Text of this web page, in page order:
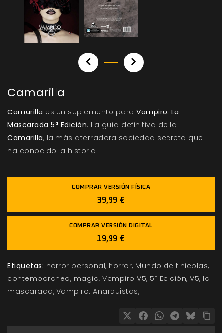
Camarilla
Camarilla es un suplemento para Vampiro: La
Mascarada 5ª Edición. La guía definitiva de la
Camarilla, la más aterradora sociedad secreta que
ha conocido la historia.
COMPRAR VERSIÓN FÍSICA
39,99 €
COMPRAR VERSIÓN DIGITAL
19,99 €
Etiquetas: horror personal horror Mundo de tinieblas
contemporaneo magia Vampiro V5 5º Edición V5 la
mascarada Vampiro: Anarquistas